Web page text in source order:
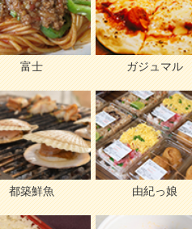
富士 ガジュマル
都築鮮魚 由紀っ娘